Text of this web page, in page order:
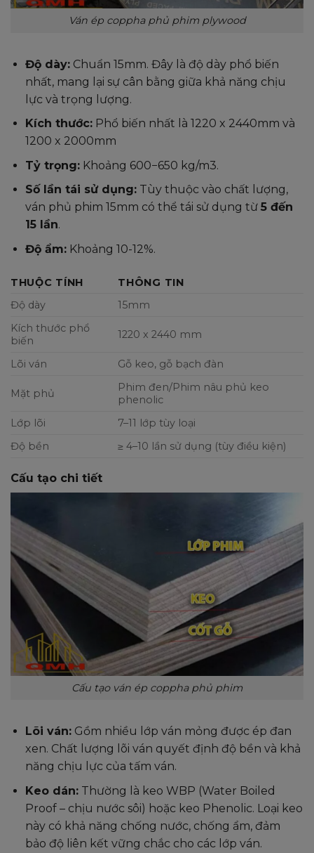
Ván ép coppha phủ phim plywood
Độ dày:Chuẩn 15mm. Đây là độ dày phổ biến
nhất, mang lại sự cân bằng giữa khả năng chịu
lực và trọng lượng.
Kích thước:Phổ biến nhất là 1220 x 2440mm và
1200 x 2000mm
Tỷ trọng:Khoảng 600−650 kg/m3.
Số lần tái sử dụng:Tùy thuộc vào chất lượng,
ván phủ phim 15mm có thể tái sử dụng từ 5 đến
15 lần.
Độ ẩm:Khoảng 10-12%.
THUỘC TÍNH
THÔNG TIN
Độ dày
15mm
Kích thước phổ
biến
1220 x 2440 mm
Lõi ván Gỗ keo, gỗ bạch đàn
Mặt phủ
Phim đen/Phim nâu phủ keo
phenolic
Lớp lõi
7–11 lớp tùy loại
Độ bền
≥ 4–10 lần sử dụng (tùy điều kiện)
Cấu tạo chi tiết
Cấu tạo ván ép coppha phủ phim
Lõi ván:Gồm nhiều lớp ván mỏng được ép đan
xen. Chất lượng lõi ván quyết định độ bền và khả
năng chịu lực của tấm ván.
Keo dán:Thường là keo WBP (Water Boiled
Proof – chịu nước sôi) hoặc keo Phenolic. Loại keo
này có khả năng chống nước, chống ẩm, đảm
bảo độ liên kết vững chắc cho các lớp ván.